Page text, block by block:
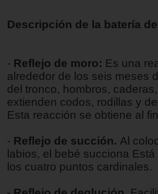
Descripción de la batería
- Reflejo de moro: Es una
alrededor de los seis meses
del tronco, hombros,
extienden codos, rodillas y
Esta reacción se obtiene al
- Reflejo de succión. Al
labios, el bebé succiona
los cuatro puntos cardinales.